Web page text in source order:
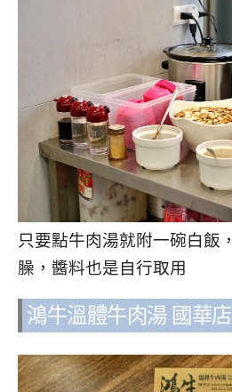
只要點牛肉湯就附一碗白飯
臊，醬料也是自行取用
鴻牛溫體牛肉湯 國華